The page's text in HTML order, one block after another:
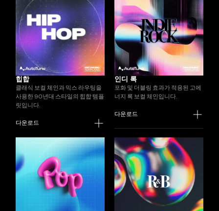
힙합
클래식 보컬 체인과 믹스 라우팅을
사용한 90년대 스타일의 힙합 템플
릿입니다.
다운로드
인디 록
포화 및 더블링 효과가 적용된 고에
너지 록 보컬 체인입니다.
다운로드